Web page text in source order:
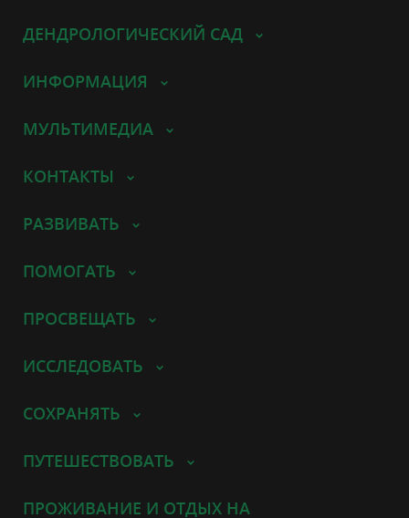
ДЕНДРОЛОГИЧЕСКИЙ САД
ИНФОРМАЦИЯ
МУЛЬТИМЕДИА
КОНТАКТЫ
РАЗВИВАТЬ
ПОМОГАТЬ
ПРОСВЕЩАТЬ
ИССЛЕДОВАТЬ
СОХРАНЯТЬ
ПУТЕШЕСТВОВАТЬ
ПРОЖИВАНИЕ И ОТДЫХ НА